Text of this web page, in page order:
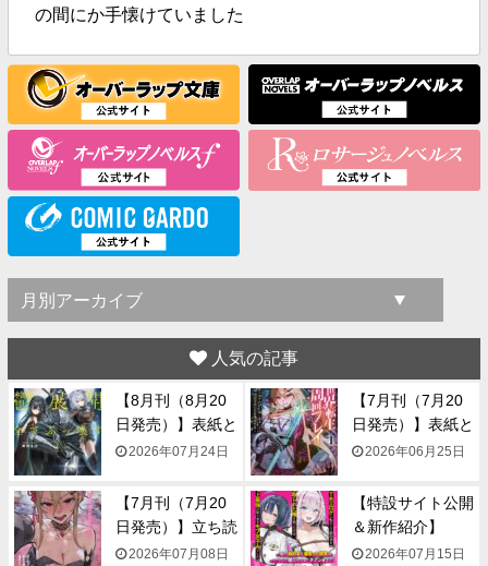
の間にか手懐けていました
人気の記事
【8月刊（8月20
日発売）】表紙と
一...2026年07月24日
【7月刊（7月20
日発売）】表紙と
一...2026年06月25日
【7月刊（7月20
日発売）】立ち読
み...2026年07月08日
【特設サイト公開
＆新作紹介】
『NTR...
2026年07月15日